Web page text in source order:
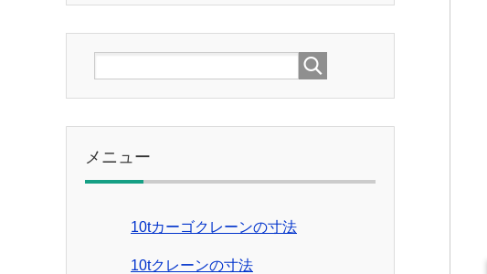
メニュー
10tカーゴクレーンの寸法
10tクレーンの寸法